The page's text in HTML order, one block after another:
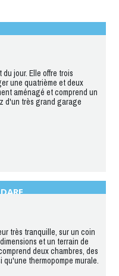
jour. Elle offre trois
une quatrième et deux
aménagé et comprend un
d'un très grand garage
très tranquille, sur un coin
et un terrain de
deux chambres, des
thermopompe murale.